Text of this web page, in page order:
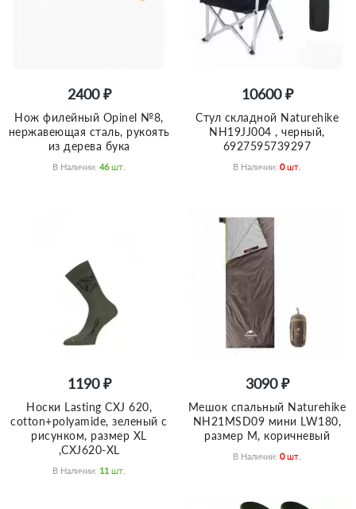
2400 ₽
Нож филейный Opinel №8,
нержавеющая сталь, рукоять
из дерева бука
В Наличии: 46 Шт.
10600 ₽
Стул складной Naturehike
NH19JJ004 , черный,
6927595739297
В Наличии: 0 Шт.
1190 ₽
Носки Lasting CXJ 620,
cotton+polyamide, зеленый с
рисунком, размер XL
,CXJ620-XL
В Наличии: 11 Шт.
3090 ₽
Мешок спальный Naturehike
NH21MSD09 мини LW180,
размер M, коричневый
В Наличии: 0 Шт.